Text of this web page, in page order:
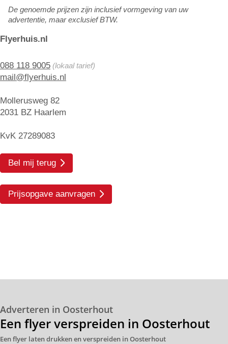
Flyerhuis.nl
088 118 9005 (lokaal tarief)
mail@flyerhuis.nl
Mollerusweg 82
2031 BZ Haarlem
KvK 27289083
Bel mij terug
Prijsopgave aanvragen
De genoemde prijzen zijn inclusief vormgeving van uw
advertentie, maar exclusief BTW.
Adverteren in Oosterhout
Een flyer verspreiden in Oosterhout
Een flyer laten drukken en verspreiden in Oosterhout